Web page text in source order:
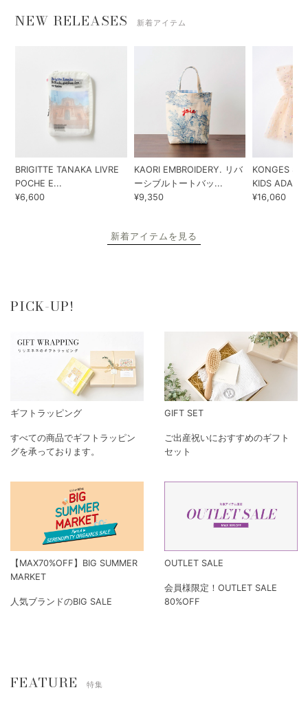
NEW RELEASES 新着アイテム
BRIGITTE TANAKA LIVRE
POCHE E...
¥6,600
KAORI EMBROIDERY. リバ
ーシブルトートバッ...
¥9,350
KONGES
KIDS ADA...
¥16,060
新着アイテムを見る
PICK-UP!
ギフトラッピング
すべての商品でギフトラッピン
グを承っております。
GIFT SET
ご出産祝いにおすすめのギフト
セット
【MAX70%OFF】BIG SUMMER
MARKET
人気ブランドのBIG SALE
OUTLET SALE
会員様限定！OUTLET SALE
80%OFF
FEATURE 特集